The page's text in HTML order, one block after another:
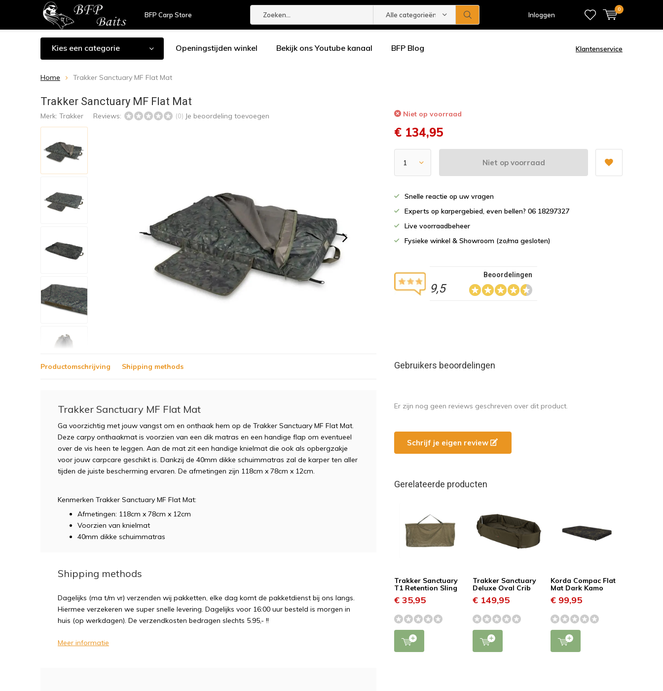
BFP Carp Store Alle categorieën Inloggen
0
Kies een categorie Openingstijden winkel Bekijk ons Youtube kanaal BFP Blog Klantenservice
Home Trakker Sanctuary MF Flat Mat
Trakker Sanctuary MF Flat Mat
Merk: Trakker Reviews: (0) Je beoordeling toevoegen Niet op voorraad
€ 134,95
Niet op voorraad
Snelle reactie op uw vragen
Experts op karpergebied, even bellen? 06 18297327
Live voorraadbeheer
Fysieke winkel & Showroom (zo/ma gesloten)
9,5
Beoordelingen
Productomschrijving Shipping methods
Trakker Sanctuary MF Flat Mat
Ga voorzichtig met jouw vangst om en onthaak hem op de Trakker Sanctuary MF Flat Mat.
Deze carpy onthaakmat is voorzien van een dik matras en een handige flap om eventueel
over de vis heen te leggen. Aan de mat zit een handige knielmat die ook als opbergzakje
voor jouw carpcare geschikt is. Dankzij de 40mm dikke schuimmatras zal de karper ten aller
tijden de juiste bescherming ervaren. De afmetingen zijn 118cm x 78cm x 12cm.
Kenmerken Trakker Sanctuary MF Flat Mat:
Afmetingen: 118cm x 78cm x 12cm
Voorzien van knielmat
40mm dikke schuimmatras
Shipping methods
Dagelijks (ma t/m vr) verzenden wij pakketten, elke dag komt de pakketdienst bij ons langs.
Hiermee verzekeren we super snelle levering. Dagelijks voor 16:00 uur besteld is morgen in
huis (op werkdagen). De verzendkosten bedragen slechts 5.95,- !!
Meer informatie
Gebruikers beoordelingen
Er zijn nog geen reviews geschreven over dit product.
Schrijf je eigen review
Gerelateerde producten
Trakker Sanctuary
T1 Retention Sling
€ 35,95
Trakker Sanctuary
Deluxe Oval Crib
€ 149,95
Korda Compac Flat
Mat Dark Kamo
€ 99,95